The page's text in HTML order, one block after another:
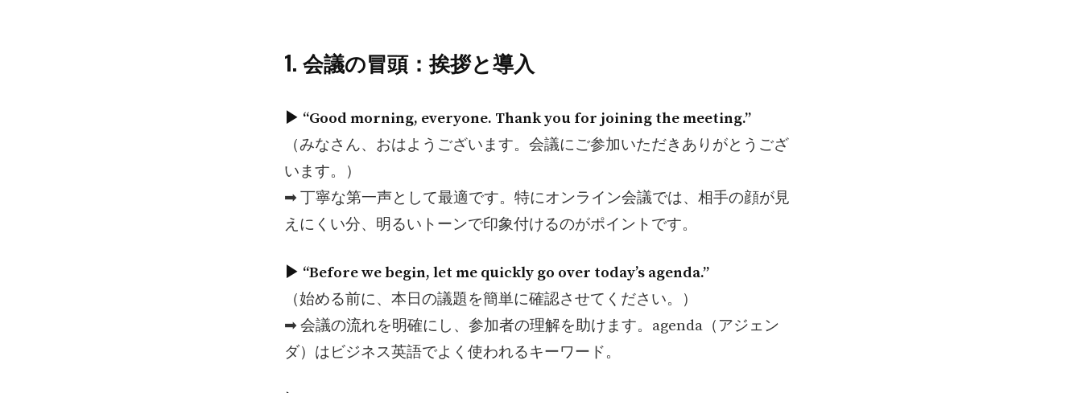
1. 会議の冒頭：挨拶と導入
▶︎ “Good morning, everyone. Thank you for joining the meeting.”
（みなさん、おはようございます。会議にご参加いただきありがとうござ
います。）
➡︎ 丁寧な第一声として最適です。特にオンライン会議では、相手の顔が見
えにくい分、明るいトーンで印象付けるのがポイントです。
▶︎ “Before we begin, let me quickly go over today’s agenda.”
（始める前に、本日の議題を簡単に確認させてください。）
➡︎ 会議の流れを明確にし、参加者の理解を助けます。agenda（アジェン
ダ）はビジネス英語でよく使われるキーワード。